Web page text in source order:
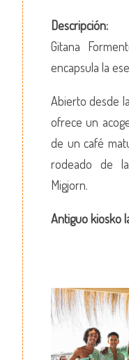
Descripción:
Gitana
encapsula la
Abierto desde
ofrece un
de un café
rodeado de
Migjorn.
Antiguo kiosko